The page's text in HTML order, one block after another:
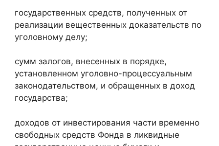
государственных средств, полученных от
реализации вещественных доказательств по
уголовному делу;
сумм залогов, внесенных в порядке,
установленном уголовно-процессуальным
законодательством, и обращенных в доход
государства;
доходов от инвестирования части временно
свободных средств Фонда в ликвидные